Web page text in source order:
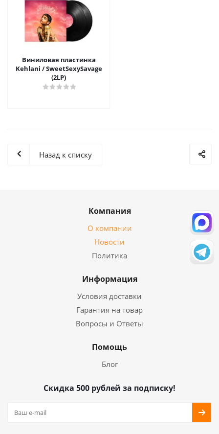
Виниловая пластинка
Kehlani / SweetSexySavage
(2LP)
Назад к списку
Компания
О компании
Новости
Политика
Информация
Условия доставки
Гарантия на товар
Вопросы и Ответы
Помощь
Блог
Скидка 500 рублей за подписку!